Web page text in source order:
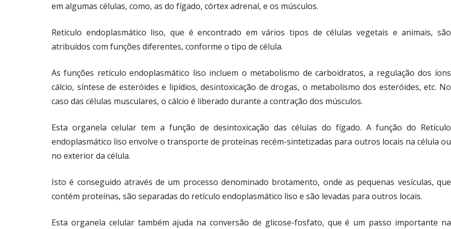
em algumas células, como, as do fígado, córtex adrenal, e os músculos.
Retículo endoplasmático liso, que é encontrado em vários tipos de células vegetais e animais, são
atribuídos com funções diferentes, conforme o tipo de célula.
As funções retículo endoplasmático liso incluem o metabolismo de carboidratos, a regulação dos íons
cálcio, síntese de esteróides e lipídios, desintoxicação de drogas, o metabolismo dos esteróides, etc. No
caso das células musculares, o cálcio é liberado durante a contração dos músculos.
Esta organela celular tem a função de desintoxicação das células do fígado. A função do Retículo
endoplasmático liso envolve o transporte de proteínas recém-sintetizadas para outros locais na célula ou
no exterior da célula.
Isto é conseguido através de um processo denominado brotamento, onde as pequenas vesículas, que
contém proteínas, são separadas do retículo endoplasmático liso e são levadas para outros locais.
Esta organela celular também ajuda na conversão de glicose-fosfato, que é um passo importante na